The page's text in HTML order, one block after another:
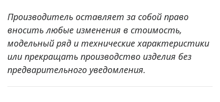
Производитель оставляет за собой право
вносить любые изменения в стоимость,
модельный ряд и технические характеристики
или прекращать производство изделия без
предварительного уведомления.